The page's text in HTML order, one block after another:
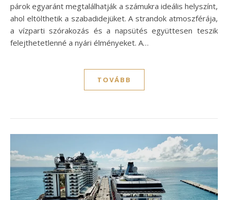
párok egyaránt megtalálhatják a számukra ideális helyszínt,
ahol eltölthetik a szabadidejüket. A strandok atmoszférája,
a vízparti szórakozás és a napsütés együttesen teszik
felejthetetlenné a nyári élményeket. A…
TOVÁBB